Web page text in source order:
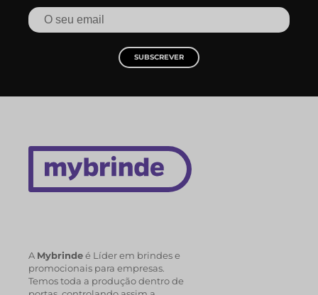
SUBSCREVER
A Mybrindeé Líder em brindes e
promocionais para empresas.
Temos toda a produção dentro de